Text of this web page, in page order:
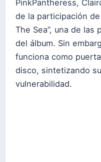
PinkPantheress,
de la participación
The Sea”, una de las
del álbum. Sin
funciona como
disco, sintetizando
vulnerabilidad.